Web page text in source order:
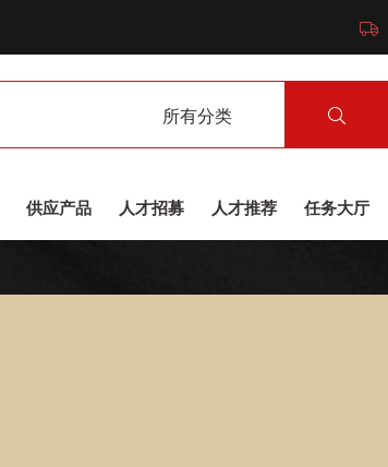
所有分类
供应产品 人才招募 人才推荐 任务大厅